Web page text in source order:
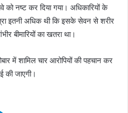
को नष्ट कर दिया गया। अधिकारियों के
इतनी अधिक थी कि इसके सेवन से शरीर
बीमारियों का खतरा था।
में शामिल चार आरोपियों की पहचान कर
की जाएगी।